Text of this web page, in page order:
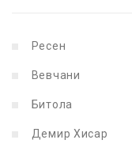
Ресен
Вевчани
Битола
Демир Хисар